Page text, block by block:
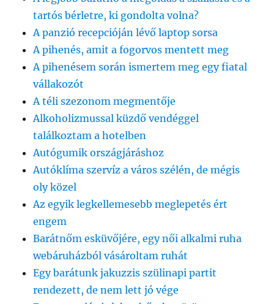
tartós bérletre, ki gondolta volna?
A panzió recepcióján lévő laptop sorsa
A pihenés, amit a fogorvos mentett meg
A pihenésem során ismertem meg egy fiatal
vállakozót
A téli szezonom megmentője
Alkoholizmussal küzdő vendéggel
találkoztam a hotelben
Autógumik országjáráshoz
Autóklíma szervíz a város szélén, de mégis
oly közel
Az egyik legkellemesebb meglepetés ért
engem
Barátnőm esküvőjére, egy női alkalmi ruha
webáruházból vásároltam ruhát
Egy barátunk jakuzzis szülinapi partit
rendezett, de nem lett jó vége